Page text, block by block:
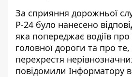
За сприяння дорожньої
Р-24 було нанесено
яка попереджає водіїв про
головної дороги та про
перехрестя
повідомили Інформатору в